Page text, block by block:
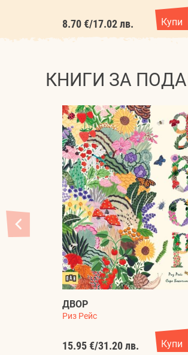
8.70 €/17.02 лв. Купи
КНИГИ ЗА
ДВОР
Риз Рейс
15.95 €/31.20 лв. Купи